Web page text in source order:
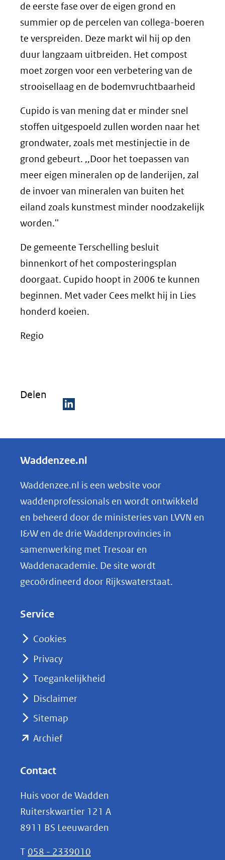
de eerste fase over de eigen grond en
summier op de percelen van collega-boeren
te verspreiden. Deze markt wil hij op den
duur langzaam uitbreiden. Het compost
moet zorgen voor een verbetering van de
strooisellaag en de bodemvruchtbaarheid
Cupido is van mening dat er minder snel
stoffen uitgespoeld zullen worden naar het
grondwater, zoals met mestinjectie in de
grond gebeurt. ,,Door het toepassen van
meer eigen mineralen op de landerijen, zal
de invoer van mineralen van buiten het
eiland zoals kunstmest minder noodzakelijk
worden.''
De gemeente Terschelling besluit
binnenkort of het composteringsplan
doorgaat. Cupido hoopt in 2006 te kunnen
beginnen. Met vader Cees melkt hij in Lies
honderd koeien.
Regio
Delen
e
e
n
o
p
k
e
nieuw
naar
Waddenzee.nl
Waddenzee.nl is een website voor
waddenprofessionals en wordt ontwikkeld
en beheerd door de ministeries van LVVN en
I&W en de drie Waddenprovincies in
samenwerking met Tresoar en
Waddenacademie. De site wordt
gecoördineerd door Rijkswaterstaat.
Service
Cookies
Privacy
Toegankelijkheid
Disclaimer
Sitemap
Archief(opent
(verwijst
naar
een
andere
Contact
Huis voor de Wadden
Ruiterskwartier 121 A
8911 BS Leeuwarden
T 058 - 2339010